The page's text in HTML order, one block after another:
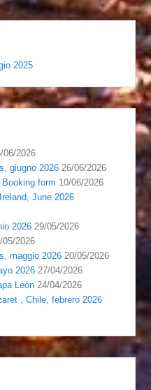
2025
06/2026
giugno 2026 26/06/2026
form 10/06/2026
June 2026
2026 29/05/2026
05/2026
maggio 2026 20/05/2026
2026 27/04/2026
León 24/04/2026
, Chile, febrero 2026